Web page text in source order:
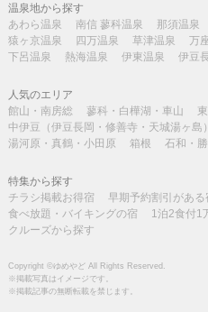
温泉地から探す
あわら温泉
南信 蓼科温泉 那須温泉
猿ヶ京温泉
四万温泉 草津温泉 万
下呂温泉
熱海温泉 伊東温泉 伊豆
人気のエリア
館山・南房総
蓼科・白樺湖・車山
中伊豆（伊豆長岡・修善寺・天城湯ヶ島）
湯河原・真鶴・小田原
箱根 石和・
特集から探す
チラシ掲載お得宿
早期予約割引がある
食べ放題・バイキングの宿
1泊2食付1
クルーズから探す
Copyright ©ゆめやど All Rights Reserved.
※掲載写真はイメージです。
※掲載記事の無断転載を禁じます。